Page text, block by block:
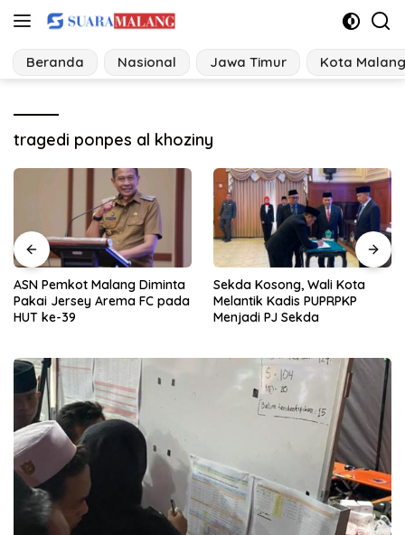
Langsung
konten
Beranda Nasional Jawa Timur Kota Malang
tragedi ponpes al khoziny
Sekda Kosong, Wali Kota
Melantik Kadis PUPRPKP
Menjadi PJ Sekda
Kasus Perceraian di Jatim
Tertinggi dipegang
Kabupaten Malang